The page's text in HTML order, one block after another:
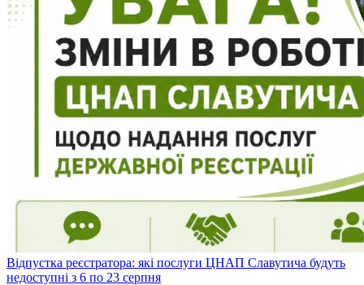
Відпустка реєстратора: які послуги ЦНАП Славутича будуть
недоступні з 6 по 23 серпня